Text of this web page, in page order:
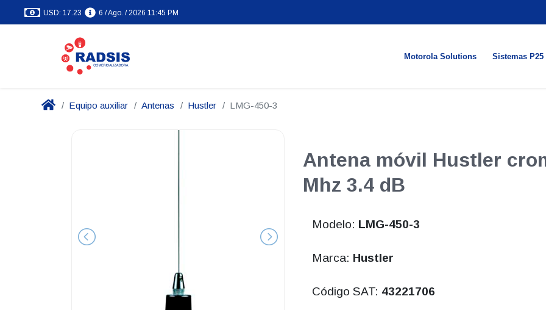
USD: 17.23 6 / Ago. / 2026 11:45 PM
Motorola Solutions Sistemas P25
Equipo auxiliar Antenas Hustler LMG-450-3
Antena móvil Hustler
Mhz 3.4 dB
Modelo: LMG-450-3
Marca: Hustler
Código SAT: 43221706